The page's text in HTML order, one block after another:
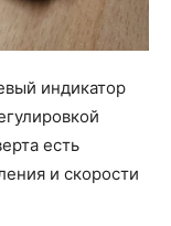
индикатор
есть
и скорости